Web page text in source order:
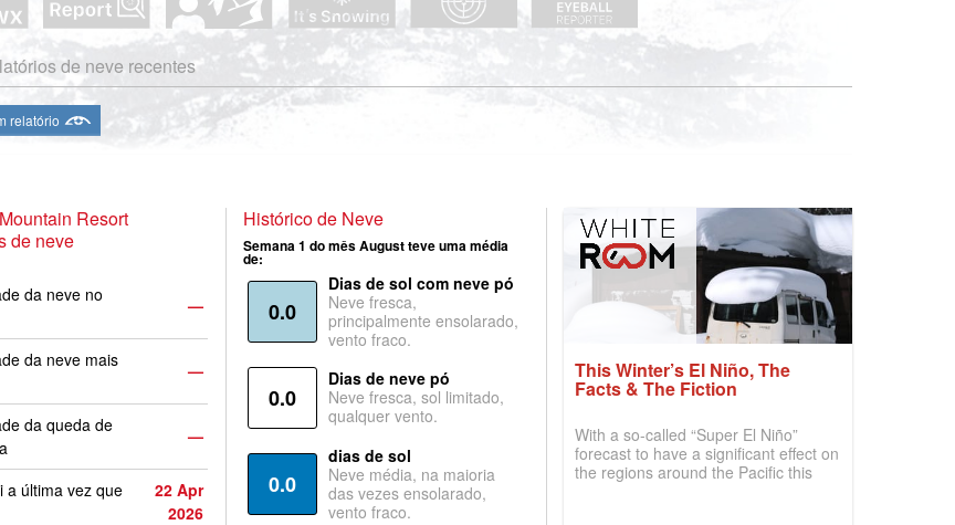
de neve recentes
relatório
Resort
de neve
da neve no
—
da neve mais
—
da queda de
—
a última vez que
22 Apr
2026
Histórico de Neve
Semana 1 do mês August teve uma média
de:
0.0
Dias de sol com neve pó
Neve fresca,
principalmente ensolarado,
vento fraco.
0.0
Dias de neve pó
Neve fresca, sol limitado,
qualquer vento.
0.0
dias de sol
Neve média, na maioria
das vezes ensolarado,
vento fraco.
This Winter’s El Niño, The
Facts & The Fiction
With a so-called “Super El Niño”
forecast to have a significant effect on
the regions around the Pacific this